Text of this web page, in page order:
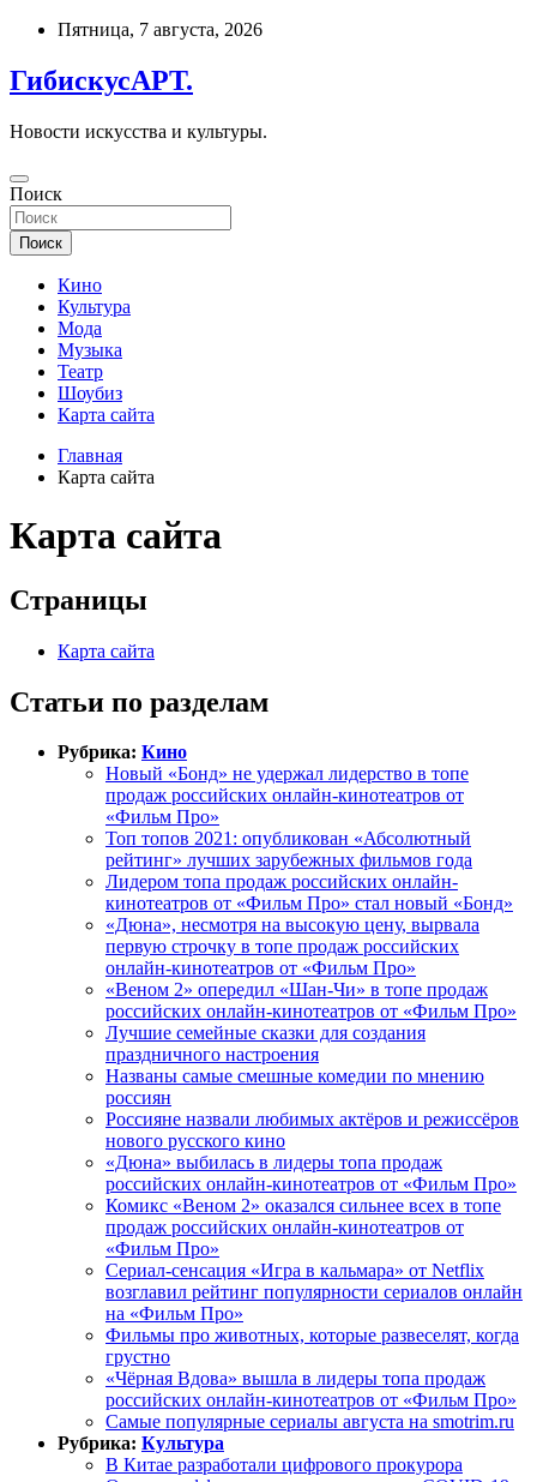
Перейти
содержимому
Пятница, 7 августа, 2026
ГибискусАРТ.
Новости искусства и культуры.
Поиск
Поиск
Кино
Культура
Мода
Музыка
Театр
Шоубиз
Карта сайта
Главная
Карта сайта
Карта сайта
Страницы
Карта сайта
Статьи по разделам
Рубрика: Кино
Новый «Бонд» не удержал лидерство в топе
продаж российских онлайн-кинотеатров от
«Фильм Про»
Топ топов 2021: опубликован «Абсолютный
рейтинг» лучших зарубежных фильмов года
Лидером топа продаж российских онлайн-
кинотеатров от «Фильм Про» стал новый «Бонд»
«Дюна», несмотря на высокую цену, вырвала
первую строчку в топе продаж российских
онлайн-кинотеатров от «Фильм Про»
«Веном 2» опередил «Шан-Чи» в топе продаж
российских онлайн-кинотеатров от «Фильм Про»
Лучшие семейные сказки для создания
праздничного настроения
Названы самые смешные комедии по мнению
россиян
Россияне назвали любимых актёров и режиссёров
нового русского кино
«Дюна» выбилась в лидеры топа продаж
российских онлайн-кинотеатров от «Фильм Про»
Комикс «Веном 2» оказался сильнее всех в топе
продаж российских онлайн-кинотеатров от
«Фильм Про»
Сериал-сенсация «Игра в кальмара» от Netflix
возглавил рейтинг популярности сериалов онлайн
на «Фильм Про»
Фильмы про животных, которые развеселят, когда
грустно
«Чёрная Вдова» вышла в лидеры топа продаж
российских онлайн-кинотеатров от «Фильм Про»
Самые популярные сериалы августа на smotrim.ru
Рубрика: Культура
В Китае разработали цифрового прокурора